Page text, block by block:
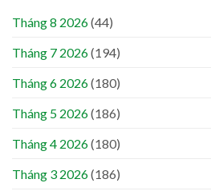
Tháng 8 2026(44)
Tháng 7 2026(194)
Tháng 6 2026(180)
Tháng 5 2026(186)
Tháng 4 2026(180)
Tháng 3 2026(186)